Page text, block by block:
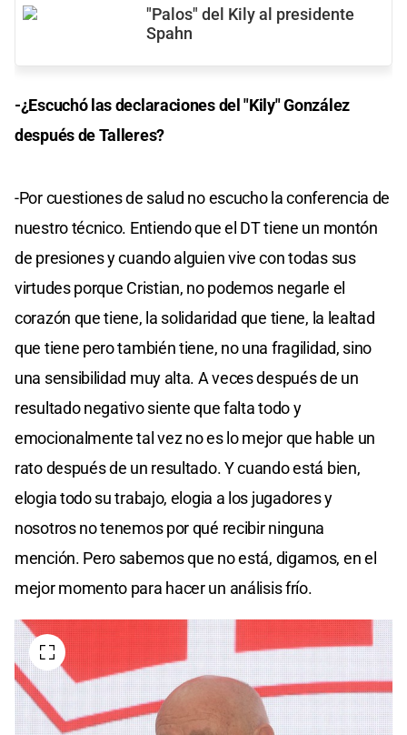
"Palos" del Kily al presidente
Spahn
-¿Escuchó las declaraciones del "Kily" González
después de Talleres?
-Por cuestiones de salud no escucho la conferencia de
nuestro técnico. Entiendo que el DT tiene un montón
de presiones y cuando alguien vive con todas sus
virtudes porque Cristian, no podemos negarle el
corazón que tiene, la solidaridad que tiene, la lealtad
que tiene pero también tiene, no una fragilidad, sino
una sensibilidad muy alta. A veces después de un
resultado negativo siente que falta todo y
emocionalmente tal vez no es lo mejor que hable un
rato después de un resultado. Y cuando está bien,
elogia todo su trabajo, elogia a los jugadores y
nosotros no tenemos por qué recibir ninguna
mención. Pero sabemos que no está, digamos, en el
mejor momento para hacer un análisis frío.